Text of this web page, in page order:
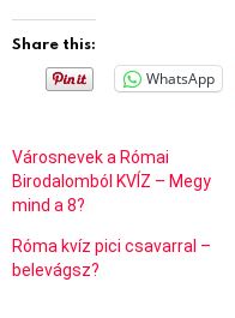
Share this:
WhatsApp
Városnevek a Római
Birodalomból KVÍZ – Megy
mind a 8?
Róma kvíz pici csavarral –
belevágsz?